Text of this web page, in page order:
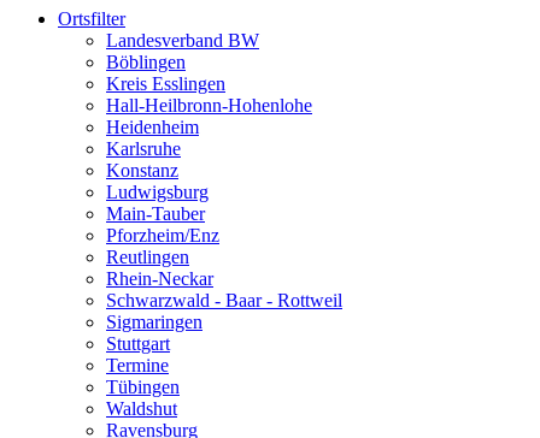
Ortsfilter
Landesverband BW
Böblingen
Kreis Esslingen
Hall-Heilbronn-Hohenlohe
Heidenheim
Karlsruhe
Konstanz
Ludwigsburg
Main-Tauber
Pforzheim/Enz
Reutlingen
Rhein-Neckar
Schwarzwald - Baar - Rottweil
Sigmaringen
Stuttgart
Termine
Tübingen
Waldshut
Ravensburg